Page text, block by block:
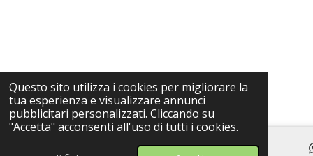
Questo sito utilizza i cookies per migliorare la
tua esperienza e visualizzare annunci
pubblicitari personalizzati. Cliccando su
"Accetta" acconsenti all'uso di tutti i cookies.